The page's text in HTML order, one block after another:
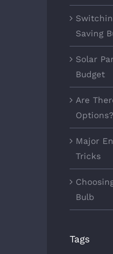
Saving
Solar
Budget
Are
Options?
Major
Tricks
Bulb
Tags